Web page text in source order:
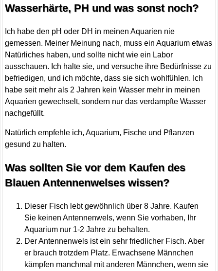
Wasserhärte, PH und was sonst noch?
Ich habe den pH oder DH in meinen Aquarien nie
gemessen. Meiner Meinung nach, muss ein Aquarium etwas
Natürliches haben, und sollte nicht wie ein Labor
ausschauen. Ich halte sie, und versuche ihre Bedürfnisse zu
befriedigen, und ich möchte, dass sie sich wohlfühlen. Ich
habe seit mehr als 2 Jahren kein Wasser mehr in meinen
Aquarien gewechselt, sondern nur das verdampfte Wasser
nachgefüllt.
Natürlich empfehle ich, Aquarium, Fische und Pflanzen
gesund zu halten.
Was sollten Sie vor dem Kaufen des
Blauen Antennenwelses wissen?
Dieser Fisch lebt gewöhnlich über 8 Jahre. Kaufen
Sie keinen Antennenwels, wenn Sie vorhaben, Ihr
Aquarium nur 1-2 Jahre zu behalten.
Der Antennenwels ist ein sehr friedlicher Fisch. Aber
er brauch trotzdem Platz. Erwachsene Männchen
kämpfen manchmal mit anderen Männchen, wenn sie